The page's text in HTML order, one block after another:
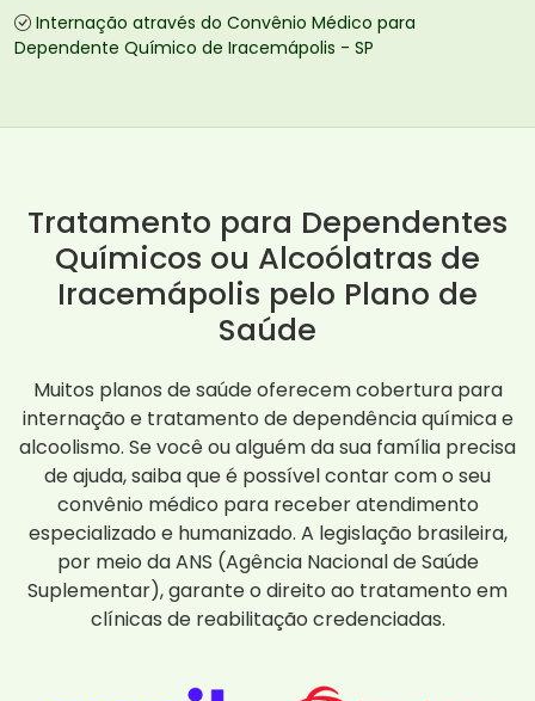
Internação através do Convênio Médico para
Dependente Químico de Iracemápolis - SP
Tratamento para Dependentes
Químicos ou Alcoólatras de
Iracemápolis pelo Plano de
Saúde
Muitos planos de saúde oferecem cobertura para
internação e tratamento de dependência química e
alcoolismo. Se você ou alguém da sua família precisa
de ajuda, saiba que é possível contar com o seu
convênio médico para receber atendimento
especializado e humanizado. A legislação brasileira,
por meio da ANS (Agência Nacional de Saúde
Suplementar), garante o direito ao tratamento em
clínicas de reabilitação credenciadas.